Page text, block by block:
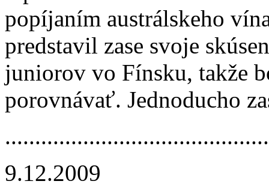
popíjaním austrálskeho
predstavil zase svoje
juniorov vo Fínsku, takže
porovnávať. Jednoducho
9.12.2009